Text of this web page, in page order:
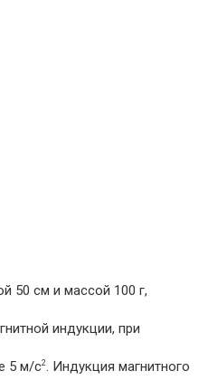
50 см и массой 100 г,
индукции, при
5 м/с2. Индукция магнитного